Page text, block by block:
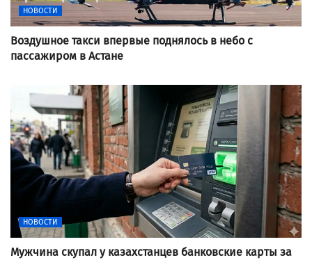
НОВОСТИ
Воздушное такси впервые поднялось в небо с
пассажиром в Астане
НОВОСТИ
Мужчина скупал у казахстанцев банковские карты за